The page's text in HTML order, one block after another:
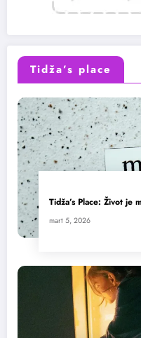
Tidža’s place
Tidža’s Place: Život je
mart 5, 2026